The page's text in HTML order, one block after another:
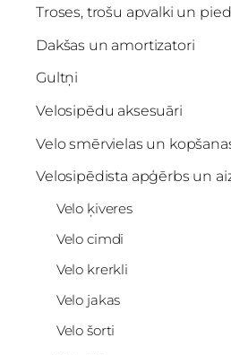
Troses, trošu apvalki un
Dakšas un amortizatori
Gultņi
Velosipēdu aksesuāri
Velo smērvielas un
Velosipēdista apģērbs un
Velo ķiveres
Velo cimdi
Velo krerkli
Velo jakas
Velo šorti